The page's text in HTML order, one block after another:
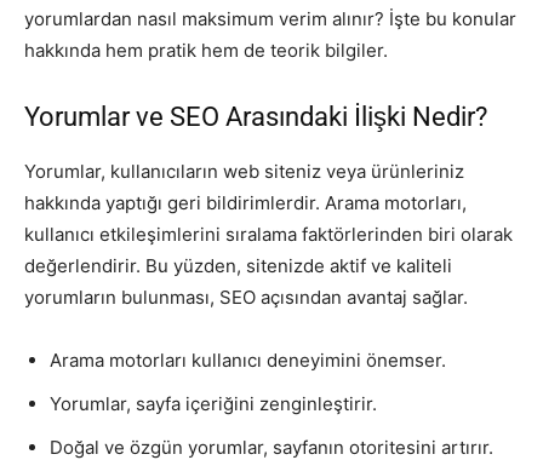
yorumlardan nasıl maksimum verim alınır? İşte bu konular
hakkında hem pratik hem de teorik bilgiler.
Yorumlar ve SEO Arasındaki İlişki Nedir?
Yorumlar, kullanıcıların web siteniz veya ürünleriniz
hakkında yaptığı geri bildirimlerdir. Arama motorları,
kullanıcı etkileşimlerini sıralama faktörlerinden biri olarak
değerlendirir. Bu yüzden, sitenizde aktif ve kaliteli
yorumların bulunması, SEO açısından avantaj sağlar.
Arama motorları kullanıcı deneyimini önemser.
Yorumlar, sayfa içeriğini zenginleştirir.
Doğal ve özgün yorumlar, sayfanın otoritesini artırır.